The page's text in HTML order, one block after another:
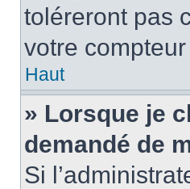
toléreront pas
votre
Haut
» Lorsque je
demandé de
Si